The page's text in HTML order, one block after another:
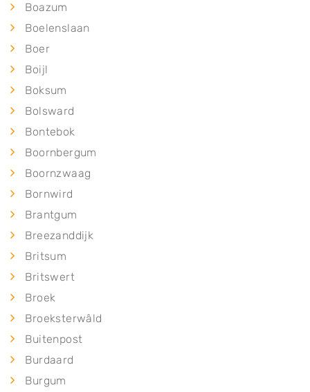
Boazum
Boelenslaan
Boer
Boijl
Boksum
Bolsward
Bontebok
Boornbergum
Boornzwaag
Bornwird
Brantgum
Breezanddijk
Britsum
Britswert
Broek
Broeksterwâld
Buitenpost
Burdaard
Burgum